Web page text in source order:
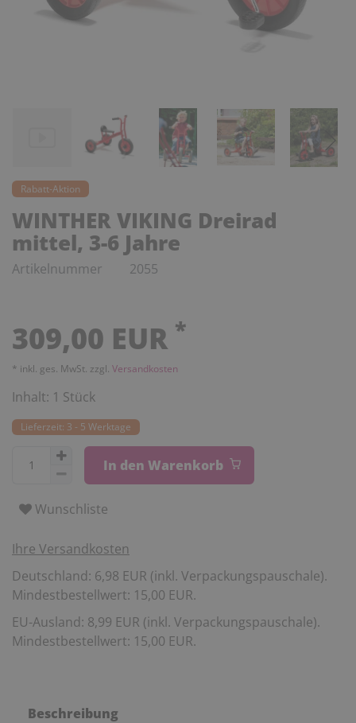
Rabatt-Aktion
WINTHER VIKING Dreirad
mittel, 3-6 Jahre
Artikelnummer 2055
309,00 EUR *
* inkl. ges. MwSt. zzgl. Versandkosten
Inhalt: 1 Stück
Lieferzeit: 3 - 5 Werktage
In den Warenkorb
Wunschliste
Ihre Versandkosten
Deutschland: 6,98 EUR (inkl. Verpackungspauschale).
Mindestbestellwert: 15,00 EUR.
EU-Ausland: 8,99 EUR (inkl. Verpackungspauschale).
Mindestbestellwert: 15,00 EUR.
Beschreibung